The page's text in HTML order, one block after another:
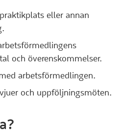
eller annan
och överenskommelser.
arbetsförmedlingen.
och uppföljningsmöten.